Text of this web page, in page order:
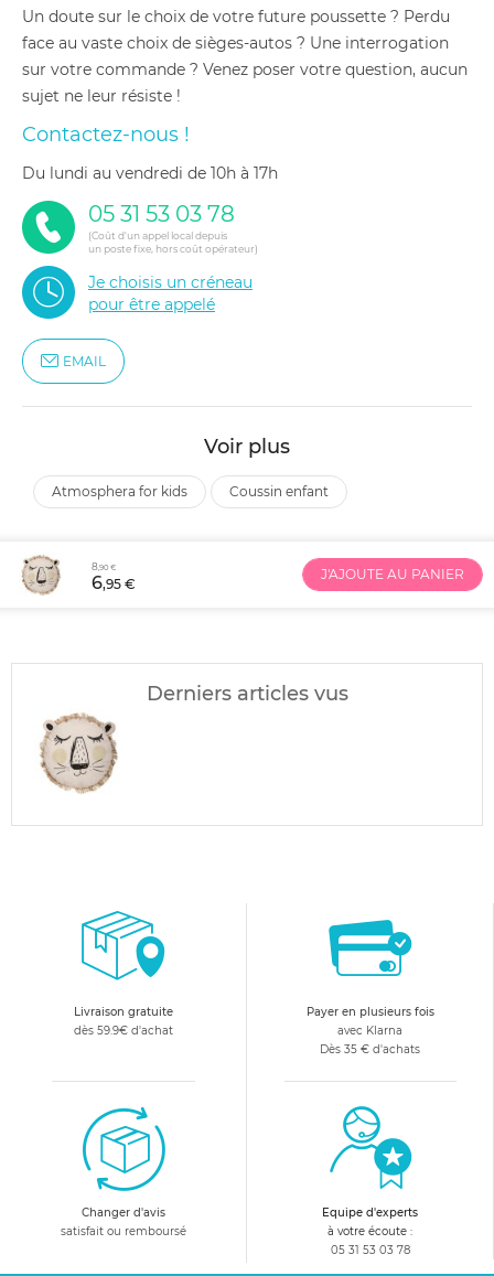
Un doute sur le choix de votre future poussette ? Perdu
face au vaste choix de sièges-autos ? Une interrogation
sur votre commande ? Venez poser votre question, aucun
sujet ne leur résiste !
Contactez-nous !
du lundi au vendredi de 10h à 17h
05 31 53 03 78
(Coût d'un appel local depuis
un poste fixe, hors coût opérateur)
Je choisis un créneau
pour être appelé
EMAIL
Voir plus
atmosphera for kids coussin enfant
8,90 €
6,95 €
J'AJOUTE AU PANIER
Derniers articles vus
Livraison gratuite
dès 59.9€ d'achat
Payer en plusieurs fois
avec Klarna
Dès 35 € d'achats
Changer d'avis
satisfait ou remboursé
Equipe d'experts
à votre écoute :
05 31 53 03 78